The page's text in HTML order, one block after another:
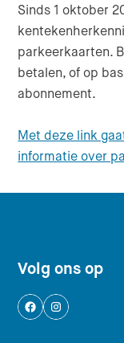
Sinds 1 oktober
parkeerkaarten.
betalen, of op
abonnement.
Met deze link
informatie over
Footer
Volg ons op